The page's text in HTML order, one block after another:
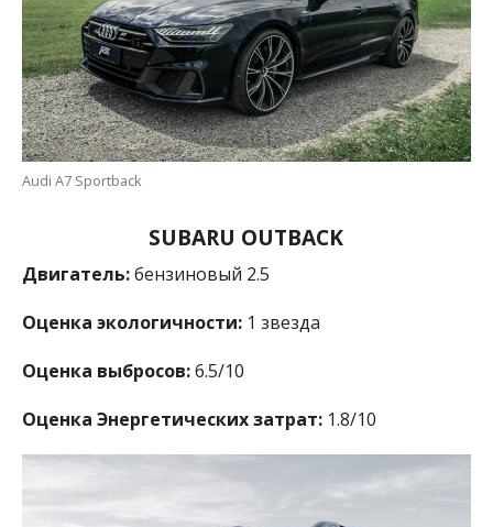
Audi A7 Sportback
SUBARU OUTBACK
Двигатель:бензиновый 2.5
Оценка экологичности:1 звезда
Оценка выбросов:6.5/10
Оценка Энергетических затрат: 1.8/10